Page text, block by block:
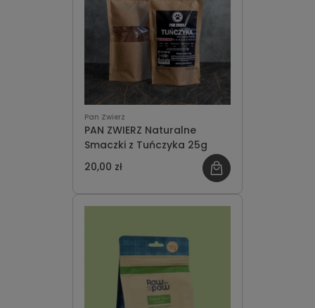
Pan Zwierz
PAN ZWIERZ Naturalne
Smaczki z Tuńczyka 25g
20,00 zł